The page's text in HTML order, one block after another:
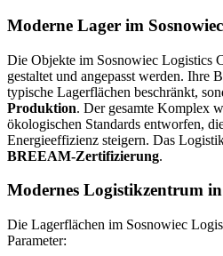
Moderne Lager im
Die Objekte im Sosnowiec Logistics
gestaltet und angepasst werden. Ihre
typische Lagerflächen beschränkt,
Produktion. Der gesamte Komplex
ökologischen Standards entworfen,
Energieeffizienz steigern. Das
BREEAM-Zertifizierung.
Modernes Logistikzentrum in
Die Lagerflächen im Sosnowiec
Parameter: